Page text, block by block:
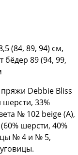
(84, 89, 94) см,
бёдер 89 (94, 99,
пряжи Debbie Bliss
33%
№ 102 beige (А),
шерсти, 40%
№ 4 и № 5,